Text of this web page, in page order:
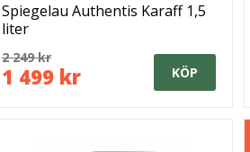
Spiegelau Authentis Karaff 1,5
liter
2 249 kr
1 499 kr KÖP